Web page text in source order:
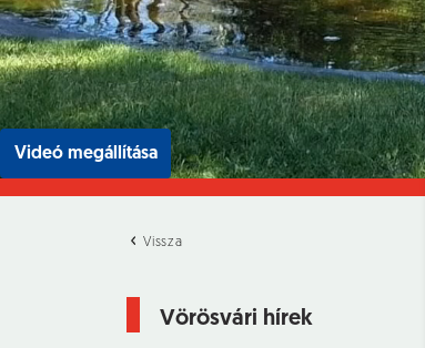
Videó megállítása
Vissza
Vörösvári hírek
Hírek []